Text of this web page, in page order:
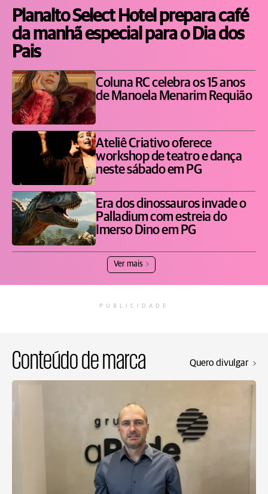
Planalto Select Hotel prepara café
da manhã especial para o Dia dos
Pais
Coluna RC celebra os 15 anos
de Manoela Menarim Requião
Ateliê Criativo oferece
workshop de teatro e dança
neste sábado em PG
Era dos dinossauros invade o
Palladium com estreia do
Imerso Dino em PG
Ver mais
PUBLICIDADE
Conteúdo de marca Quero divulgar